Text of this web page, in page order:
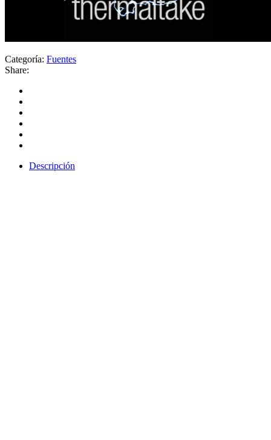
Categoría: Fuentes
Share:
Descripción